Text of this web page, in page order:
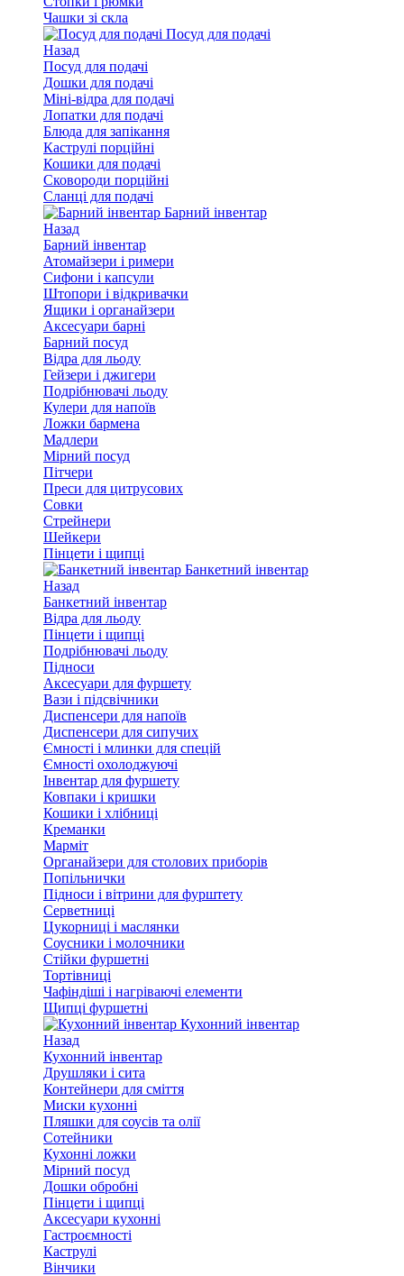
Чашки зі скла
Посуд для подачі
Назад
Посуд для подачі
Дошки для подачі
Міні-відра для подачі
Лопатки для подачі
Блюда для запікання
Каструлі порційні
Кошики для подачі
Сковороди порційні
Сланці для подачі
Барний інвентар
Назад
Барний інвентар
Атомайзери і римери
Сифони і капсули
Штопори і відкривачки
Ящики і органайзери
Аксесуари барні
Барний посуд
Відра для льоду
Гейзери і джигери
Подрібнювачі льоду
Кулери для напоїв
Ложки бармена
Мадлери
Мірний посуд
Пітчери
Преси для цитрусових
Совки
Стрейнери
Шейкери
Пінцети і щипці
Банкетний інвентар
Назад
Банкетний інвентар
Відра для льоду
Пінцети і щипці
Подрібнювачі льоду
Підноси
Аксесуари для фуршету
Вази і підсвічники
Диспенсери для напоїв
Диспенсери для сипучих
Ємності і млинки для спецій
Ємності охолоджуючі
Інвентар для фуршету
Ковпаки і кришки
Кошики і хлібниці
Креманки
Марміт
Органайзери для столових приборів
Попільнички
Підноси і вітрини для фурштету
Серветниці
Цукорниці і маслянки
Соусники і молочники
Стійки фуршетні
Тортівниці
Чафіндіші і нагріваючі елементи
Щипці фуршетні
Кухонний інвентар
Назад
Кухонний інвентар
Друшляки і сита
Контейнери для сміття
Миски кухонні
Пляшки для соусів та олії
Сотейники
Кухонні ложки
Мірний посуд
Дошки обробні
Пінцети і щипці
Аксесуари кухонні
Гастроємності
Каструлі
Вінчики